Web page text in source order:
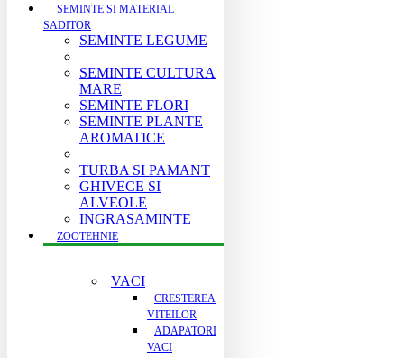
SEMINTE SI MATERIAL
SADITOR
SEMINTE LEGUME
SEMINTE CULTURA
MARE
SEMINTE FLORI
SEMINTE PLANTE
AROMATICE
TURBA SI PAMANT
GHIVECE SI
ALVEOLE
INGRASAMINTE
ZOOTEHNIE
VACI
CRESTEREA
VITEILOR
ADAPATORI
VACI